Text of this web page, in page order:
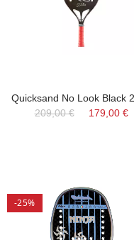
Quicksand No Look Black
209,00 €
179,00 €
-25%